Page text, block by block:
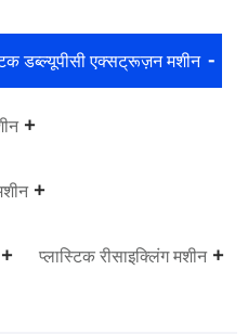
डब्ल्यूपीसी एक्सट्रूज़न मशीन
प्लास्टिक रीसाइक्लिंग मशीन